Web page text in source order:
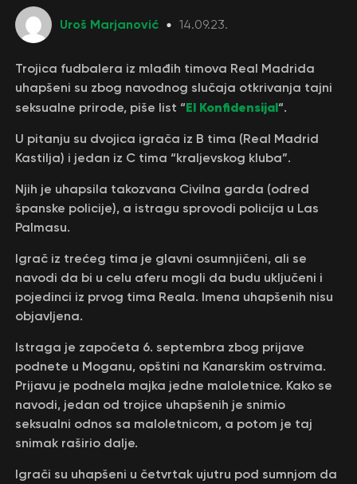
Uroš Marjanović 14.09.23.
Trojica fudbalera iz mlađih timova Real Madrida
uhapšeni su zbog navodnog slučaja otkrivanja tajni
seksualne prirode, piše list “El Konfidensijal“.
U pitanju su dvojica igrača iz B tima (Real Madrid
Kastilja) i jedan iz C tima “kraljevskog kluba”.
Njih je uhapsila takozvana Civilna garda (odred
španske policije), a istragu sprovodi policija u Las
Palmasu.
Igrač iz trećeg tima je glavni osumnjičeni, ali se
navodi da bi u celu aferu mogli da budu uključeni i
pojedinci iz prvog tima Reala. Imena uhapšenih nisu
objavljena.
Istraga je započeta 6. septembra zbog prijave
podnete u Moganu, opštini na Kanarskim ostrvima.
Prijavu je podnela majka jedne maloletnice. Kako se
navodi, jedan od trojice uhapšenih je snimio
seksualni odnos sa maloletnicom, a potom je taj
snimak raširio dalje.
Igrači su uhapšeni u četvrtak ujutru pod sumnjom da